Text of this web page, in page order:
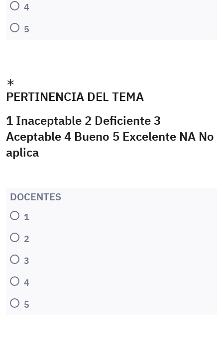
4
5
PERTINENCIA DEL TEMA
1 Inaceptable 2 Deficiente 3
Aceptable 4 Bueno 5 Excelente NA No
aplica
DOCENTES
1
2
3
4
5